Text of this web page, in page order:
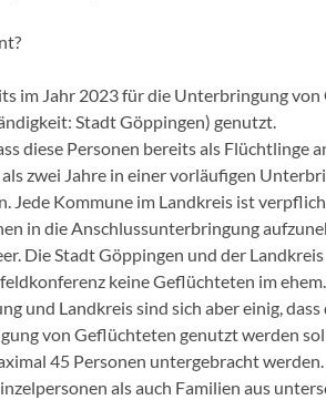
im Jahr 2023 für die Unterbringung
Stadt Göppingen) genutzt.
diese Personen bereits als Flüchtlinge
zwei Jahre in einer vorläufigen
Jede Kommune im Landkreis ist
in die Anschlussunterbringung
Die Stadt Göppingen und der
keine Geflüchteten im
und Landkreis sind sich aber einig, dass
von Geflüchteten genutzt werden
45 Personen untergebracht werden.
als auch Familien aus